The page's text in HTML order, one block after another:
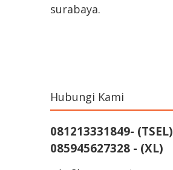
surabaya.
Hubungi Kami
081213331849- (TSEL)
085945627328 - (XL)